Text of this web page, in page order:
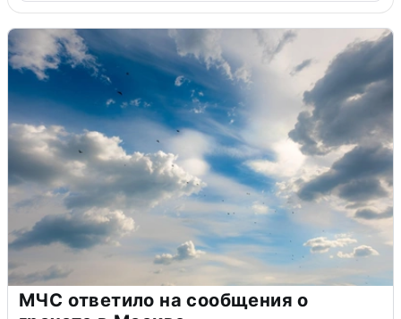
МЧС ответило на сообщения о